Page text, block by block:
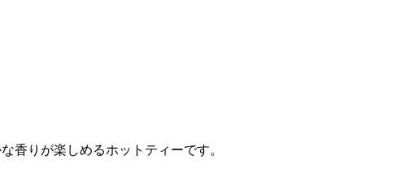
香りが楽しめるホットティーです。